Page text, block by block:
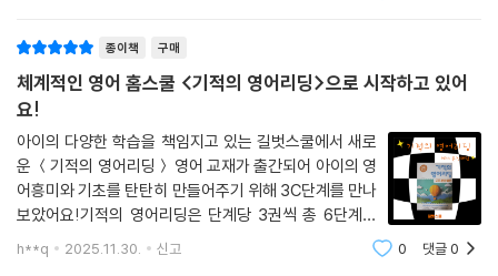
종이책 구매
체계적인 영어 홈스쿨 <기적의 영어리딩>으로 시작하고 있어
요!
아이의 다양한 학습을 책임지고 있는 길벗스쿨에서 새로
운 ＜기적의 영어리딩＞ 영어 교재가 출간되어 아이의 영
어흥미와 기초를 탄탄히 만들어주기 위해 3C단계를 만나
보았어요!기적의 영어리딩은 단계당 3권씩 총 6단계로
구성되어있는데 이번에는 1차적으로 3단계까지 출간되
었더라구요! 기적의 영어리딩은 이렇게 유닛이 시작될 때
h**q 2025.11.30. 신고 0 댓글0